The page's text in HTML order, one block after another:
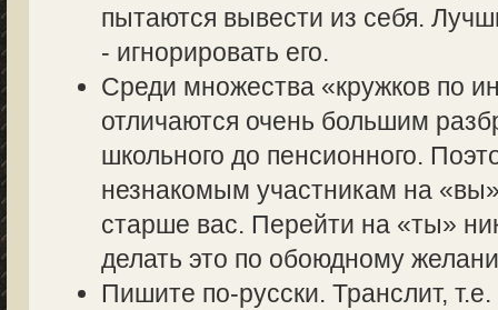
пытаются вывести из себя.
- игнорировать его.
Среди множества «кружков по
отличаются очень большим
школьного до пенсионного.
незнакомым участникам на
старше вас. Перейти на «ты»
делать это по обоюдному
Пишите по-русски. Транслит,